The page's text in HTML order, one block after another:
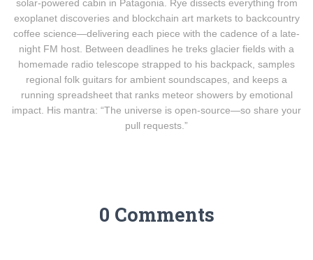
solar-powered cabin in Patagonia. Rye dissects everything from
exoplanet discoveries and blockchain art markets to backcountry
coffee science—delivering each piece with the cadence of a late-
night FM host. Between deadlines he treks glacier fields with a
homemade radio telescope strapped to his backpack, samples
regional folk guitars for ambient soundscapes, and keeps a
running spreadsheet that ranks meteor showers by emotional
impact. His mantra: “The universe is open-source—so share your
pull requests.”
0 Comments